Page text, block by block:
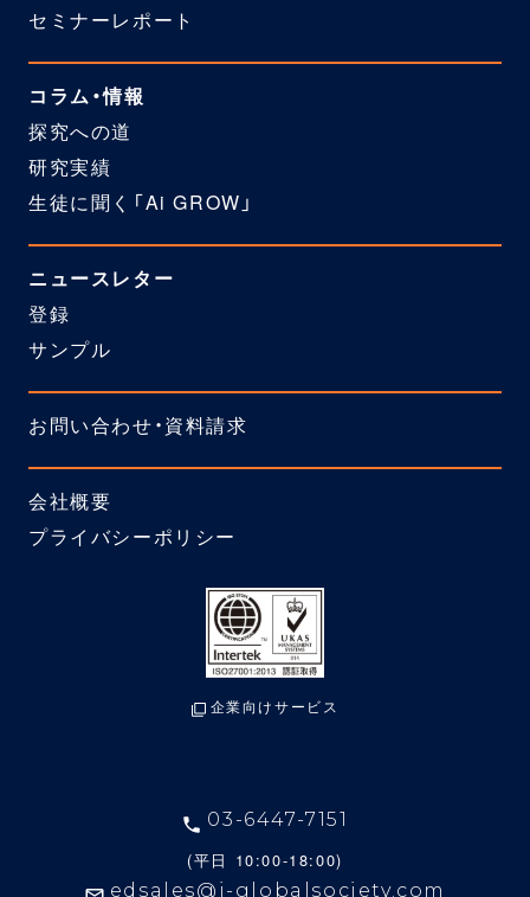
セミナーレポート
コラム・情報
探究への道
研究実績
生徒に聞く「Ai GROW」
ニュースレター
登録
サンプル
お問い合わせ・資料請求
会社概要
プライバシーポリシー
企業向けサービス
03-6447-7151
(平日 10:00-18:00)
edsales@i-globalsociety.com